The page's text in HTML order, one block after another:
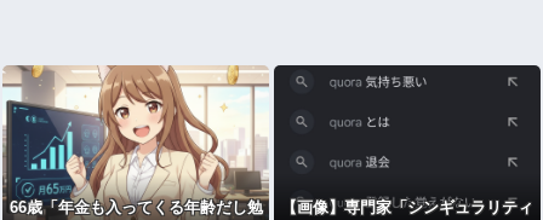
66歳「年金も入ってくる年齢だし勉
【画像】専門家「シンギュラリティ